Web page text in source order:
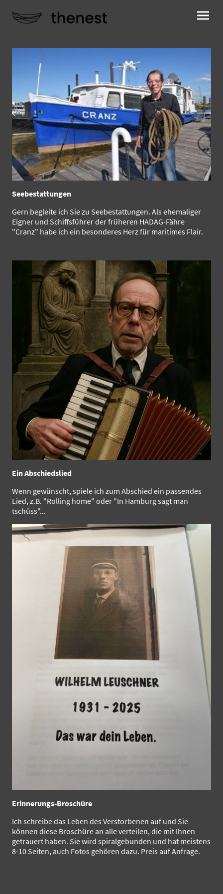
Seebestattungen
Gern begleite ich Sie zu Seebestattungen. Als ehemaliger
Eigner und Schiffsführer der früheren HADAG-Fähre
"Cranz" habe ich ein besonderes Herz für maritimes Flair.
Ein Abschiedslied
Wenn gewünscht, spiele ich zum Abschied ein passendes
Lied, z.B. "Rolling home" oder "In Hamburg sagt man
tschüss"...
Erinnerungs-Broschüre
Ich schreibe das Leben des Verstorbenen auf und Sie
können diese Broschüre an alle verteilen, die mit Ihnen
getrauert haben. Sie wird spiralgebunden und hat meistens
8-10 Seiten, auch Fotos gehören dazu. Preis auf Anfrage.